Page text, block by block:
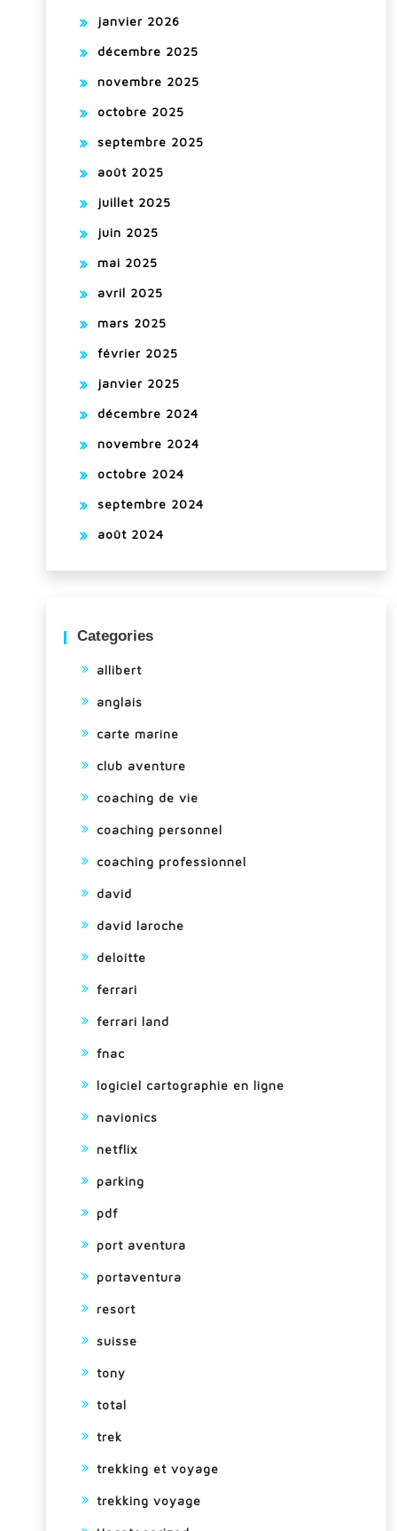
janvier 2026
décembre 2025
novembre 2025
octobre 2025
septembre 2025
août 2025
juillet 2025
juin 2025
mai 2025
avril 2025
mars 2025
février 2025
janvier 2025
décembre 2024
novembre 2024
octobre 2024
septembre 2024
août 2024
Categories
allibert
anglais
carte marine
club aventure
coaching de vie
coaching personnel
coaching professionnel
david
david laroche
deloitte
ferrari
ferrari land
fnac
logiciel cartographie en ligne
navionics
netflix
parking
pdf
port aventura
portaventura
resort
suisse
tony
total
trek
trekking et voyage
trekking voyage